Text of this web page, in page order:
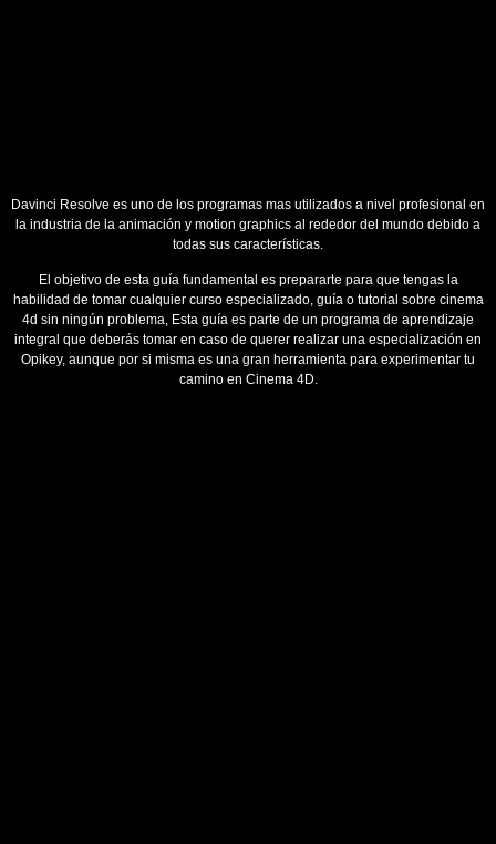
Davinci Resolve es uno de los programas mas utilizados a nivel profesional en
la industria de la animación y motion graphics al rededor del mundo debido a
todas sus características.
El objetivo de esta guía fundamental es prepararte para que tengas la
habilidad de tomar cualquier curso especializado, guía o tutorial sobre cinema
4d sin ningún problema, Esta guía es parte de un programa de aprendizaje
integral que deberás tomar en caso de querer realizar una especialización en
Opikey, aunque por si misma es una gran herramienta para experimentar tu
camino en Cinema 4D.